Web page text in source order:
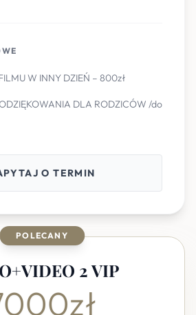
W INNY DZIEŃ – 800zł
DLA RODZICÓW /do
O TERMIN
POLECANY
2 VIP